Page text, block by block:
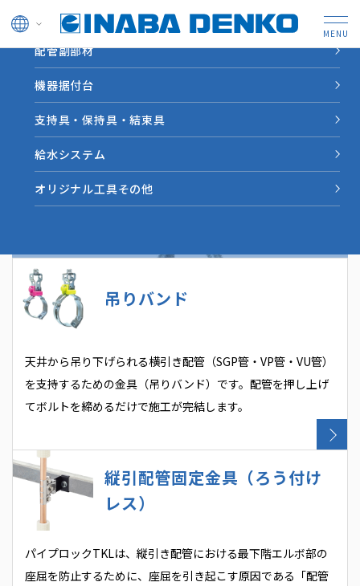
ドレン管
配管副部材
機器据付台
支持具・保持具・結束具
給水システム
オリジナル工具その他
HOME 製品情報 支持具・保持具・結束具
支持具・保持具・結束具
空調機器などを地震による落下から守る「クロスロッ
ク」や、縦引き配管で銅管を直接支持する「パイプロッ
ク」、天吊り配管の支持に便利なＣ型チャンネル／Ｌ型
ブラケットなどの空調配管での利便性を考えた支持金具
吊りバンド
天井から吊り下げられる横引き配管（SGP管・VP管・VU管）
を支持するための金具（吊りバンド）です。配管を押し上げ
てボルトを締めるだけで施工が完結します。
縦引配管固定金具（ろう付け
レス）
パイプロックTKLは、縦引き配管における最下階エルボ部の
座屈を防止するために、座屈を引き起こす原因である「配管